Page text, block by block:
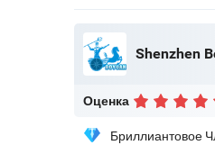
Shenzhen
Оценка
Бриллиантовое